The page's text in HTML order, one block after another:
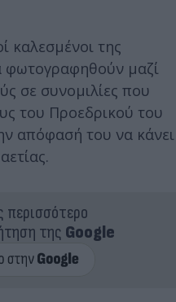
καλεσμένοι της
φωτογραφηθούν μαζί
σε συνομιλίες που
του Προεδρικού του
απόφασή του να κάνει
περισσότερο
της Google